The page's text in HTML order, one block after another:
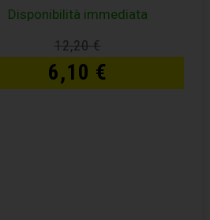
Disponibilità immediata
12,20€
6,10 €